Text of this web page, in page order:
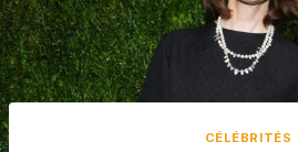
CÉLÉBRITÉS